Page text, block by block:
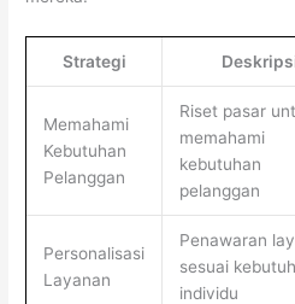
Strategi
Memahami
Kebutuhan
Pelanggan
Riset pasar
memahami
kebutuhan
pelanggan
Personalisasi
Layanan
Penawaran
sesuai
individu